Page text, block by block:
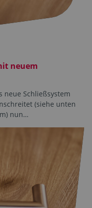
neuem
neue Schließsystem
(siehe unten
nun…